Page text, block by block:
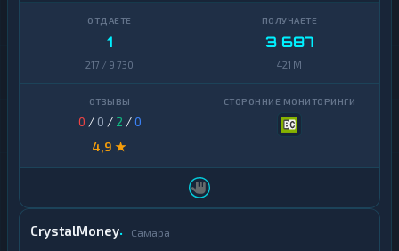
1
217 / 9 730
3 687
421 M
0 / 0 / 2 /0
4,9 ★
CrystalMoney Самара